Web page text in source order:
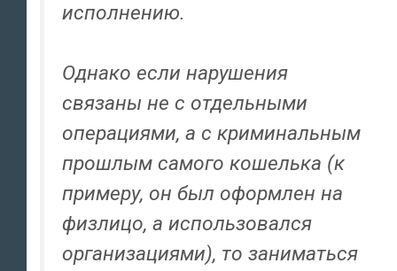
исполнению.
Однако если нарушения
связаны не с отдельными
операциями, а с криминальным
прошлым самого кошелька (к
примеру, он был оформлен на
физлицо, а использовался
организациями), то заниматься